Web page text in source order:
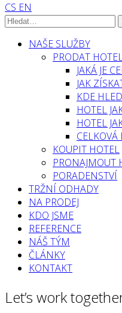
CS EN
NAŠE SLUŽBY
PRODAT
JAKÁ JE
JAK
KDE
HOTEL
HOTEL
CELKOVÁ
KOUPIT HOTEL
PRONAJMOUT
PORADENSTVÍ
TRŽNÍ ODHADY
NA PRODEJ
KDO JSME
REFERENCE
NÁŠ TÝM
ČLÁNKY
KONTAKT
Let’s work